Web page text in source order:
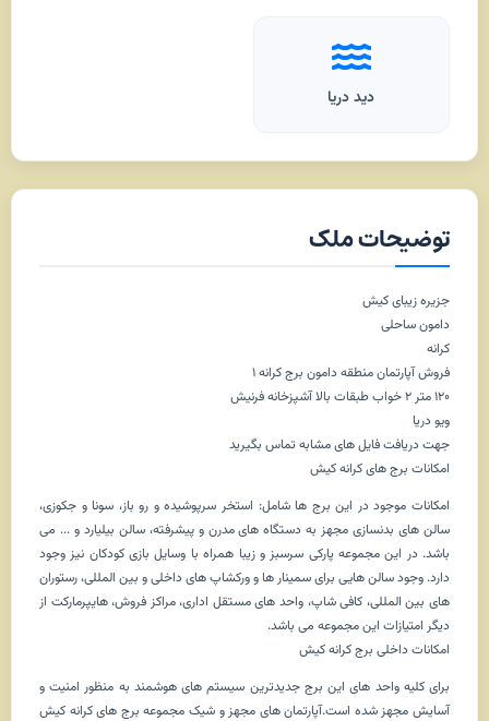
دید دریا
توضیحات ملک
جزیره زیبای کیش
دامون ساحلی
کرانه
فروش آپارتمان منطقه دامون برج کرانه ۱
۱۲۰ متر ۲ خواب طبقات بالا آشپزخانه فرنیش
ویو دریا
جهت دریافت فایل های مشابه تماس بگیرید
امکانات برج های کرانه کیش
امکانات موجود در این برج ها شامل: استخر سرپوشیده و رو باز، سونا و جکوزی،
سالن های بدنسازی مجهز به دستگاه های مدرن و پیشرفته، سالن بیلیارد و ... می
باشد. در این مجموعه پارکی سرسبز و زیبا همراه با وسایل بازی کودکان نیز وجود
دارد. وجود سالن هایی برای سمینار ها و ورکشاپ های داخلی و بین المللی، رستوران
های بین المللی، کافی شاپ، واحد های مستقل اداری، مراکز فروش، هایپرمارکت از
دیگر امتیازات این مجموعه می باشد.
امکانات داخلی برج کرانه کیش
برای کلیه واحد های این برج جدیدترین سیستم های هوشمند به منظور امنیت و
آسایش مجهز شده است.آپارتمان های مجهز و شیک مجموعه برج های کرانه کیش